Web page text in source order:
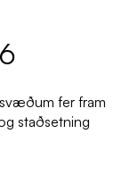
fer fram
staðsetning